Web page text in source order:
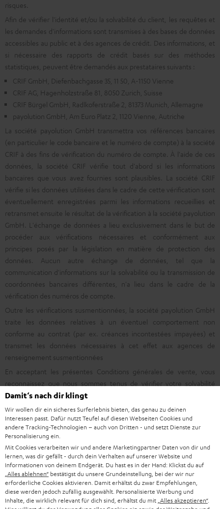
risques.
Afin de vérifier l'identité et/ou la solvabilité du client, les requêtes et
les demandes d'informations sont transmises à des bases de données
accessibles au public et à des agences de crédit. Des informations, et
si nécessaire des rapports de crédit basés sur des méthodes
statistiques, peuvent être demandés aux prestataires suivants :
CRIF GmbH, Diefenbachgasse 35, 11 50, A-1150 Vienne
CRIF AG, Hagenholzstraße 81, 8050 Zurich, Suisse
CRIF Bürgel GmbH, Radlkoferstraße 2, 81373 Munich, Allemagne
payolution GmbH, Am Euro Platz 2, 1120 Vienne, Autriche
La société payolution GmbH transmettra vos références bancaires
(en particulier le code bancaire et le numéro de compte) à la société
CRIF à des fins de vérification du numéro de compte. À l'aide de ces
données, la société CRIF vérifie tout d'abord si les informations
bancaires que vous avez fournies sont plausibles. La société CRIF
vérifie si les données utilisées dans le cadre de cette vérification sont
éventuellement enregistrées parmi les informations recueillies et
retransmet ensuite le résultat de la vérification à la société payolution
GmbH. L'échange de données a lieu exclusivement dans le but de
procéder aux vérifications nécessaires et conformément aux
principes posés par la législation en matière de protection des
données. Aucun autre échange de données, tel que la
communication d'informations sur la solvabilité ou la transmission de
coordonnées bancaires différentes, n'a lieu dans le cadre de la
vérification des numéros de compte.
Outre les vérifications susmentionnées, la société payolution GmbH
traite les données relatives à un éventuel comportement non
conforme au contrat (par ex. créances incontestées impayées) et
transmet les données nécessaires à cet effet aux agences de
renseignement susmentionnées
En acceptant les présentes Conditions générales de vente, vous
reconnaissez que nous sommes tenus de vérifier votre solvabilité
conformément aux dispositions légales relatives aux aides au
financement entre professionnels et consommateurs.
Vous acceptez expressément que, dans le cas d'un achat sur facture
nous puissions transmettre à la société payolution GmbH des
données sur les détails de l'opération de paiement correspondante
(vos données à caractère personnel, le prix de vente, les conditions
de l'opération de paiement) et les conditions contractuelles de cette
opération de paiement.
En cas de cession de la créance portant sur le paiement du prix de
vente, la banque à laquelle la créance a été cédée se chargera de
Damit‘s nach dir klingt
Wir wollen dir ein sicheres Surferlebnis bieten, das genau zu deinen
Interessen passt. Dafür nutzt Teufel auf diesen Webseiten Cookies und
andere Tracking-Technologien – auch von Dritten - und setzt Dienste zur
Personalisierung ein.
Mit Cookies verarbeiten wir und andere Marketingpartner Daten von dir und
lernen, was dir gefällt - durch dein Verhalten auf unserer Website und
Informationen von deinem Endgerät. Du hast es in der Hand: Klickst du auf
„Alles ablehnen“ bestätigst du unsere Grundeinstellung, bei der wir nur
erforderliche Cookies aktivieren. Damit erhältst du zwar Empfehlungen,
diese werden jedoch zufällig ausgewählt. Personalisierte Werbung und
Inhalte, die wirklich relevant für dich sind, erhältst du mit „Alles akzeptieren“.